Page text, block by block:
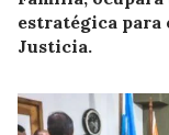
estratégica
Justicia.